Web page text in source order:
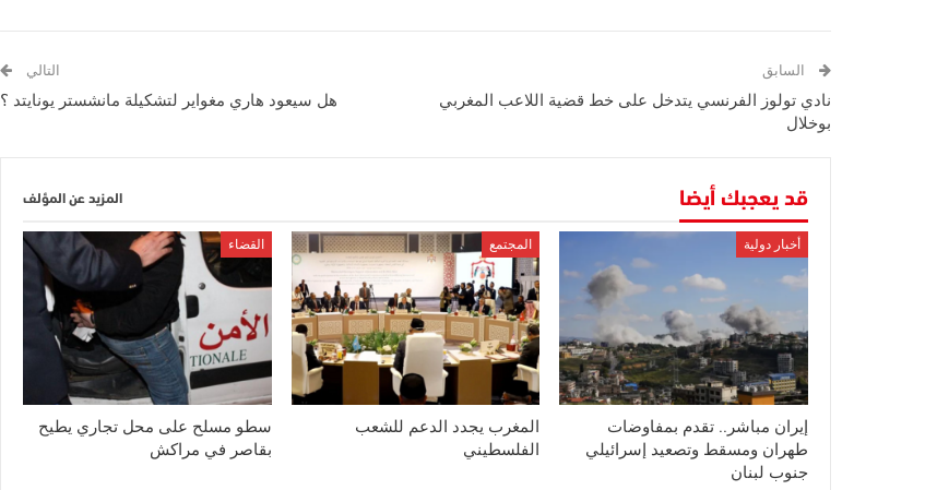
السابق
نادي تولوز الفرنسي يتدخل على خط قضية اللاعب المغربي
بوخلال
التالي
هل سيعود هاري مغواير لتشكيلة مانشستر يونايتد ؟
قد يعجبك أيضا المزيد عن المؤلف
أخبار دولية
إيران مباشر.. تقدم بمفاوضات
طهران ومسقط وتصعيد إسرائيلي
جنوب لبنان
المجتمع
المغرب يجدد الدعم للشعب
الفلسطيني
القضاء
سطو مسلح على محل تجاري يطيح
بقاصر في مراكش